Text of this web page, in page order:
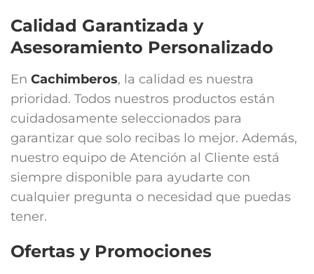
Calidad Garantizada y
Asesoramiento Personalizado
En Cachimberos, la calidad es nuestra
prioridad. Todos nuestros productos están
cuidadosamente seleccionados para
garantizar que solo recibas lo mejor. Además,
nuestro equipo de Atención al Cliente está
siempre disponible para ayudarte con
cualquier pregunta o necesidad que puedas
tener.
Ofertas y Promociones